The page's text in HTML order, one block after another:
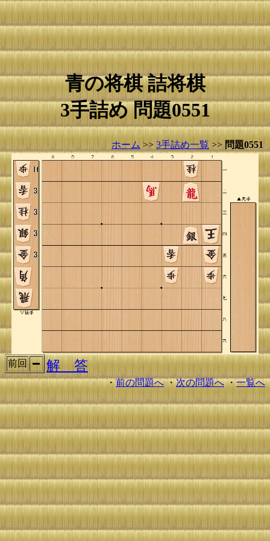
青の将棋 詰将棋
3手詰め 問題0551
ホーム >> 3手詰め一覧 >> 問題0551
前回 解 答
・前の問題へ・次の問題へ・一覧へ